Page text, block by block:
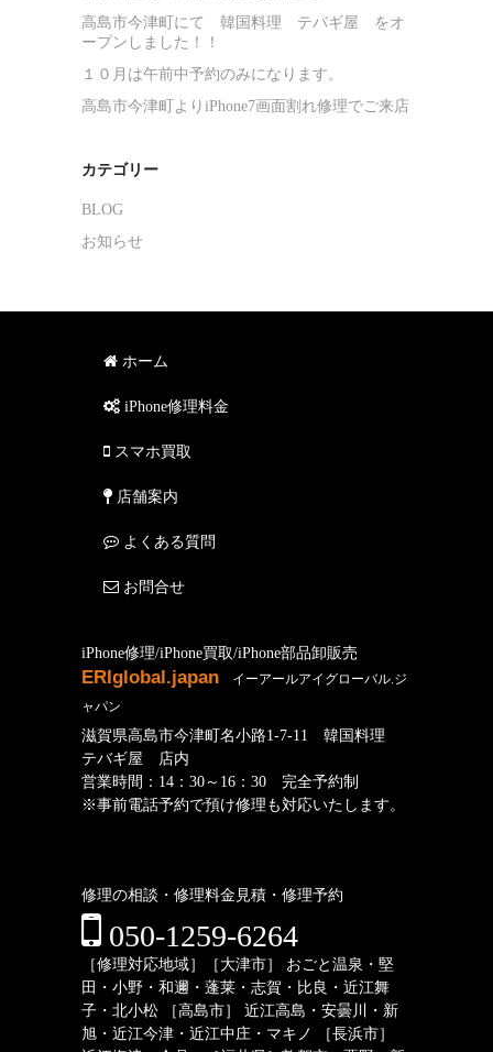
高島市今津町にて 韓国料理 テバギ屋 をオ
ープンしました！！
１０月は午前中予約のみになります。
高島市今津町よりiPhone7画面割れ修理でご来店
カテゴリー
BLOG
お知らせ
ホーム
iPhone修理料金
スマホ買取
店舗案内
よくある質問
お問合せ
iPhone修理/iPhone買取/iPhone部品卸販売
ERIglobal.japan イーアールアイグローバル.ジ
ャパン
滋賀県高島市今津町名小路1-7-11 韓国料理
テバギ屋 店内
営業時間：14：30～16：30 完全予約制
※事前電話予約で預け修理も対応いたします。
修理の相談・修理料金見積・修理予約
050-1259-6264
［修理対応地域］［大津市］ おごと温泉・堅
田・小野・和邇・蓬莱・志賀・比良・近江舞
子・北小松 ［高島市］ 近江高島・安曇川・新
旭・近江今津・近江中庄・マキノ ［長浜市］